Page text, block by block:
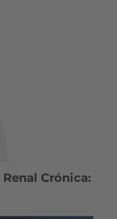
Crónica: